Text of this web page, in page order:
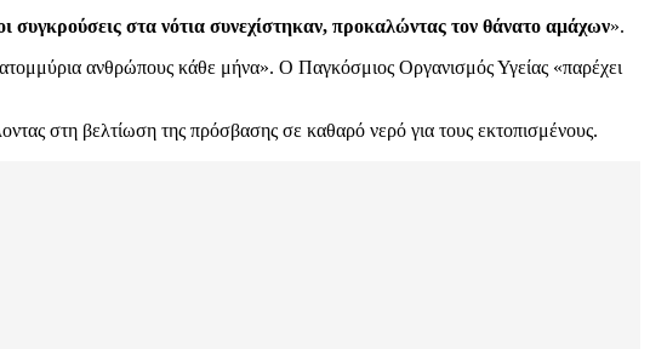
συγκρούσεις στα νότια συνεχίστηκαν, προκαλώντας τον θάνατο αμάχων».
ανθρώπους κάθε μήνα». Ο Παγκόσμιος Οργανισμός Υγείας «παρέχει
στη βελτίωση της πρόσβασης σε καθαρό νερό για τους εκτοπισμένους.